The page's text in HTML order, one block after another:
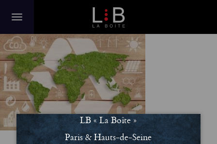
03.Concept-450×300
LB « La Boîte »
Paris & Hauts-de-Seine